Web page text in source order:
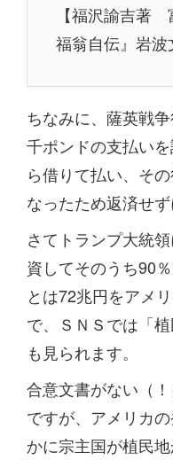
【福沢諭吉著
福翁自伝』岩波
ちなみに、薩英戦
千ポンドの支払い
ら借りて払い、そ
なったため返済せず
さてトランプ大統
資してそのうち90
とは72兆円をアメ
で、ＳＮＳでは「
も見られます。
合意文書がない（
ですが、アメリカ
かに宗主国が植民